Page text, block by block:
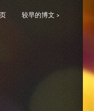
较早的博文 >